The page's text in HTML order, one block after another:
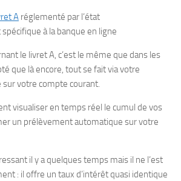
A réglementé par l’état
à la banque en ligne
le livret A, c’est le même que dans les
que là encore, tout se fait via votre
votre compte courant.
visualiser en temps réel le cumul de vos
un prélèvement automatique sur votre
il y a quelques temps mais il ne l’est
: il offre un taux d’intérêt quasi identique